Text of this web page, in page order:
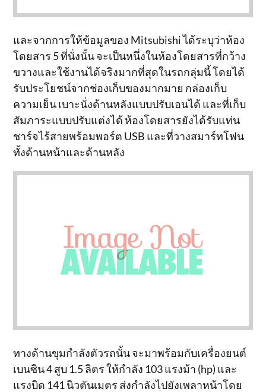
และจากการให้ข้อมูลของ Mitsubishi ได้ระบุว่าห้อง
โดยสาร 5 ที่นั่งนั้น จะเป็นหนึ่งในห้องโดยสารที่กว้าง
ขวางและใช้งานได้จริงมากที่สุดในรถกลุ่มนี้ โดยได้
รับประโยชน์จากช่องเก็บของมากมาย กล่องเก็บ
ความเย็น เบาะนั่งด้านหลังแบบปรับเอนได้ และที่เก็บ
สัมภาระแบบปรับแต่งได้ ห้องโดยสารยังได้รับแท่น
ชาร์จไร้สายพร้อมพอร์ต USB และที่วางสมาร์ทโฟน
ทั้งด้านหน้าและด้านหลัง
ทางด้านขุมกำลังตัวรถนั้น จะมาพร้อมกับเครื่องยนต์
เบนซิน 4 สูบ 1.5 ลิตร ให้กำลัง 103 แรงม้า (hp) และ
แรงบิด 141 นิวตันเมตร ส่งกำลังไปยังเพลาหน้าโดย